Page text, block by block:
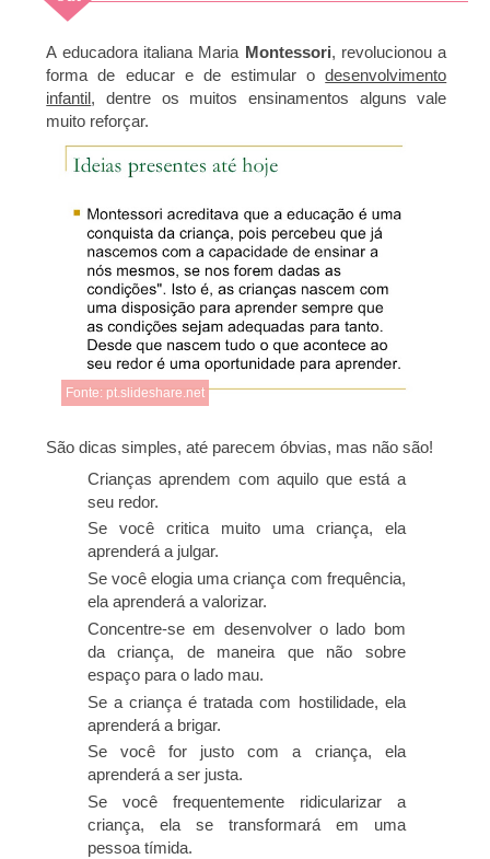
A educadora italiana Maria Montessori, revolucionou a
forma de educar e de estimular odesenvolvimento
infantil, dentre os muitos ensinamentos alguns vale
muito reforçar.
Fonte: pt.slideshare.net
São dicas simples, até parecem óbvias, mas não são!
Crianças aprendem com aquilo que está a
seu redor.
Se você critica muito uma criança, ela
aprenderá a julgar.
Se você elogia uma criança com frequência,
ela aprenderá a valorizar.
Concentre-se em desenvolver o lado bom
da criança, de maneira que não sobre
espaço para o lado mau.
Se a criança é tratada com hostilidade, ela
aprenderá a brigar.
Se você for justo com a criança, ela
aprenderá a ser justa.
Se você frequentemente ridicularizar a
criança, ela se transformará em uma
pessoa tímida.